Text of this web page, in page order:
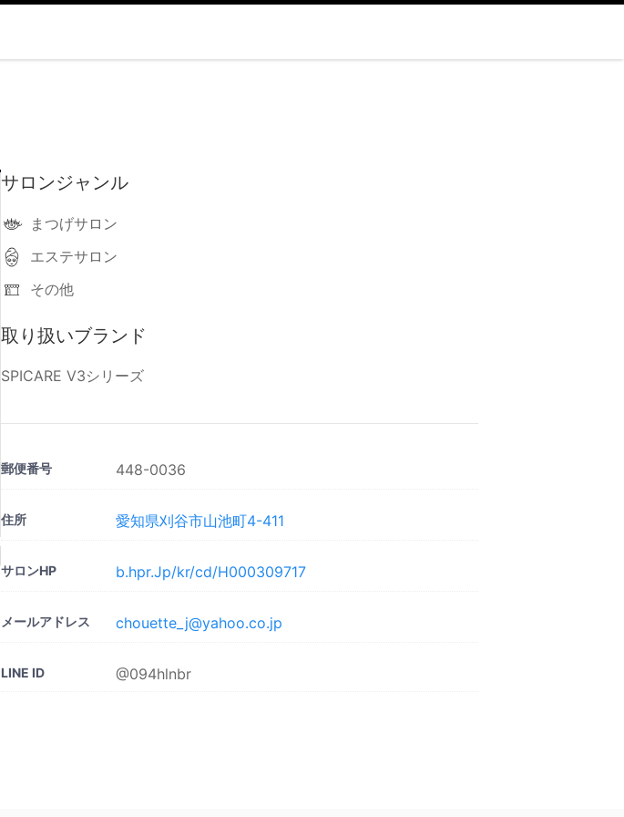
サロンジャンル
まつげサロン
エステサロン
その他
取り扱いブランド
SPICARE V3シリーズ
郵便番号 448-0036
住所 愛知県刈谷市山池町4-411
サロンHP b.hpr.Jp/kr/cd/H000309717
メールアドレス chouette_j@yahoo.co.jp
LINE ID @094hlnbr